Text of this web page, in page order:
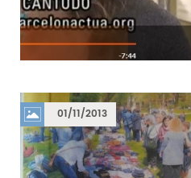
01/11/2013